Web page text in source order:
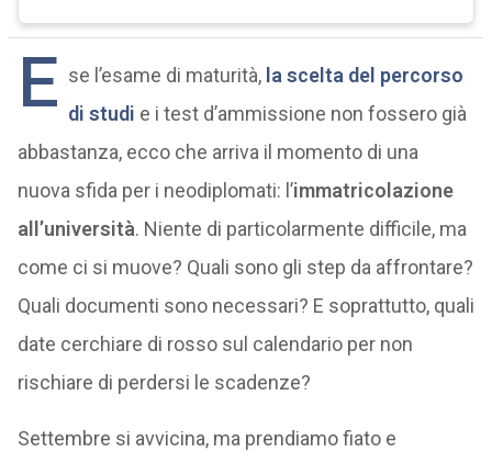
E se l’esame di maturità, la scelta del percorso
di studi e i test d’ammissione non fossero già
abbastanza, ecco che arriva il momento di una
nuova sfida per i neodiplomati: l’immatricolazione
all’università. Niente di particolarmente difficile, ma
come ci si muove? Quali sono gli step da affrontare?
Quali documenti sono necessari? E soprattutto, quali
date cerchiare di rosso sul calendario per non
rischiare di perdersi le scadenze?
Settembre si avvicina, ma prendiamo fiato e